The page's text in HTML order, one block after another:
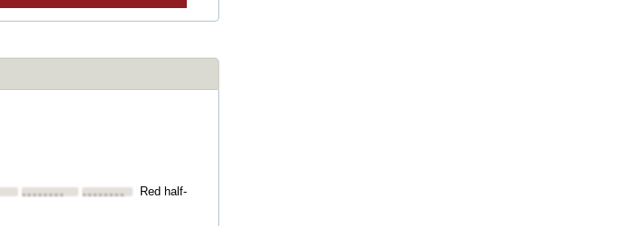
•••••••• ••••••••
Red half-